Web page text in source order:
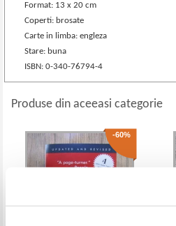
Format: 13 x 20 cm
Coperti: brosate
Carte in limba: engleza
Stare: buna
ISBN: 0-340-76794-4
Produse din aceeasi categorie
-60%